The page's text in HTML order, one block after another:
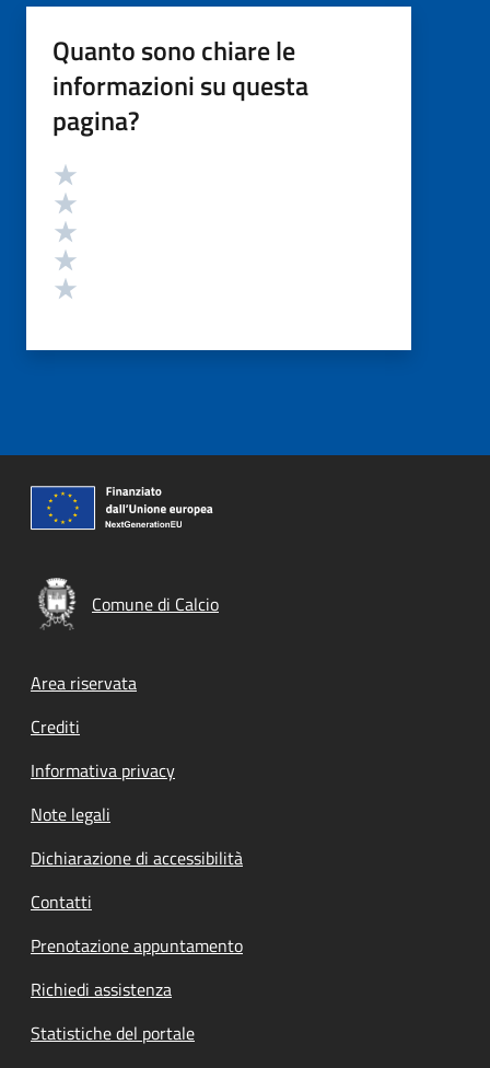
Quanto sono chiare le
informazioni su questa
pagina?
Valutazione
Comune di Calcio
Footer menu
Area riservata
Crediti
Informativa privacy
Note legali
Dichiarazione di accessibilità
Contatti
Prenotazione appuntamento
Richiedi assistenza
Statistiche del portale